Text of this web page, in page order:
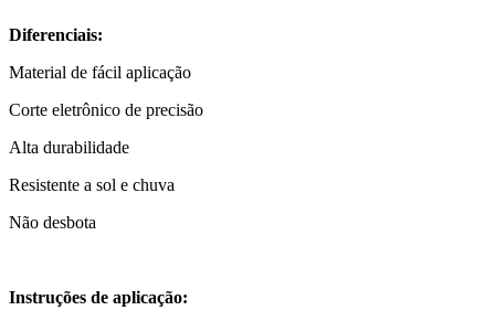
Diferenciais:
Material de fácil aplicação
Corte eletrônico de precisão
Alta durabilidade
Resistente a sol e chuva
Não desbota
Instruções de aplicação: